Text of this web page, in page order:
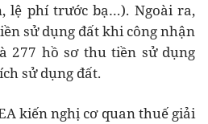
lệ phí trước bạ…). Ngoài ra,
sử dụng đất khi công nhận
277 hồ sơ thu tiền sử dụng
sử dụng đất.
kiến nghị cơ quan thuế giải